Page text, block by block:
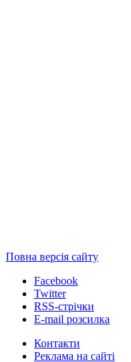
Повна версія сайту
Facebook
Twitter
RSS-стрічки
E-mail розсилка
Контакти
Реклама на сайті